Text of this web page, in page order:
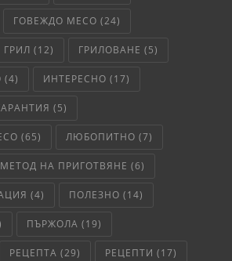
ГОВЕЖДО МЕСО (24)
ГРИЛ (12) ГРИЛОВАНЕ (5)
(4) ИНТЕРЕСНО (17)
(5)
(65) ЛЮБОПИТНО (7)
МЕТОД НА ПРИГОТВЯНЕ (6)
(4) ПОЛЕЗНО (14)
ПЪРЖОЛА (19)
РЕЦЕПТА (29) РЕЦЕПТИ (17)